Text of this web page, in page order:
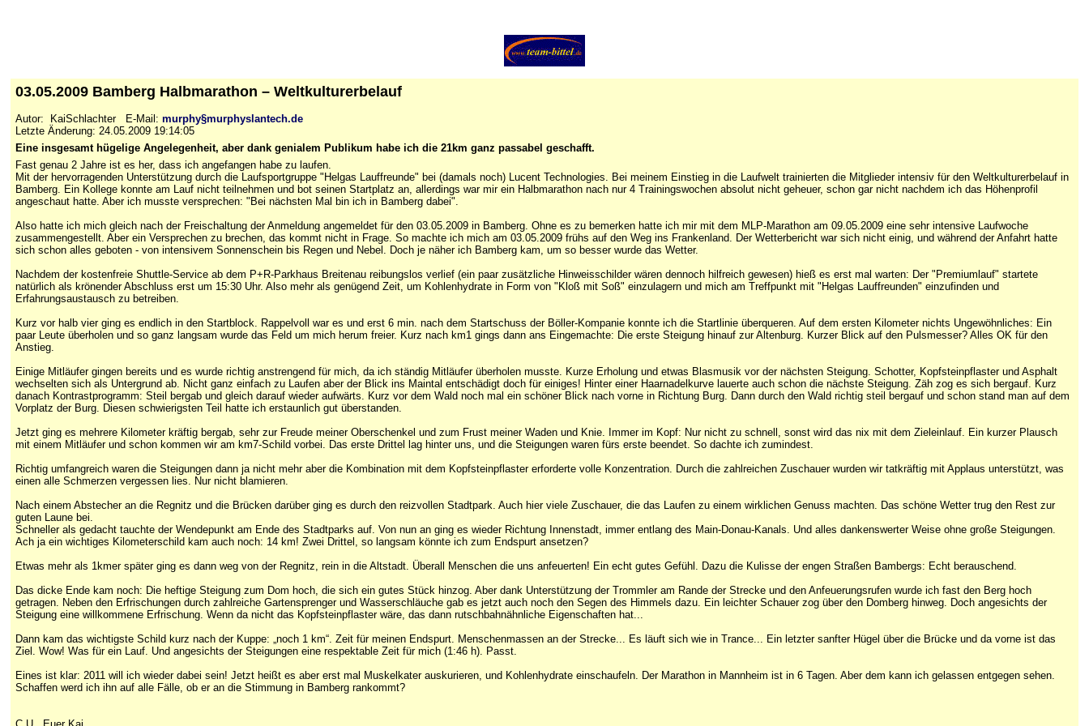
03.05.2009 Bamberg Halbmarathon – Weltkulturerbelauf
Autor: KaiSchlachter E-Mail: murphy§murphyslantech.de
Letzte Änderung: 24.05.2009 19:14:05
Eine insgesamt hügelige Angelegenheit, aber dank genialem Publikum habe ich die 21km ganz passabel geschafft.
Fast genau 2 Jahre ist es her, dass ich angefangen habe zu laufen.
Mit der hervorragenden Unterstützung durch die Laufsportgruppe "Helgas Lauffreunde" bei (damals noch) Lucent Technologies. Bei meinem Einstieg in die Laufwelt trainierten die Mitglieder intensiv für den Weltkulturerbelauf in
Bamberg. Ein Kollege konnte am Lauf nicht teilnehmen und bot seinen Startplatz an, allerdings war mir ein Halbmarathon nach nur 4 Trainingswochen absolut nicht geheuer, schon gar nicht nachdem ich das Höhenprofil
angeschaut hatte. Aber ich musste versprechen: "Bei nächsten Mal bin ich in Bamberg dabei".
Also hatte ich mich gleich nach der Freischaltung der Anmeldung angemeldet für den 03.05.2009 in Bamberg. Ohne es zu bemerken hatte ich mir mit dem MLP-Marathon am 09.05.2009 eine sehr intensive Laufwoche
zusammengestellt. Aber ein Versprechen zu brechen, das kommt nicht in Frage. So machte ich mich am 03.05.2009 frühs auf den Weg ins Frankenland. Der Wetterbericht war sich nicht einig, und während der Anfahrt hatte
sich schon alles geboten - von intensivem Sonnenschein bis Regen und Nebel. Doch je näher ich Bamberg kam, um so besser wurde das Wetter.
Nachdem der kostenfreie Shuttle-Service ab dem P+R-Parkhaus Breitenau reibungslos verlief (ein paar zusätzliche Hinweisschilder wären dennoch hilfreich gewesen) hieß es erst mal warten: Der "Premiumlauf" startete
natürlich als krönender Abschluss erst um 15:30 Uhr. Also mehr als genügend Zeit, um Kohlenhydrate in Form von "Kloß mit Soß" einzulagern und mich am Treffpunkt mit "Helgas Lauffreunden" einzufinden und
Erfahrungsaustausch zu betreiben.
Kurz vor halb vier ging es endlich in den Startblock. Rappelvoll war es und erst 6 min. nach dem Startschuss der Böller-Kompanie konnte ich die Startlinie überqueren. Auf dem ersten Kilometer nichts Ungewöhnliches: Ein
paar Leute überholen und so ganz langsam wurde das Feld um mich herum freier. Kurz nach km1 gings dann ans Eingemachte: Die erste Steigung hinauf zur Altenburg. Kurzer Blick auf den Pulsmesser? Alles OK für den
Anstieg.
Einige Mitläufer gingen bereits und es wurde richtig anstrengend für mich, da ich ständig Mitläufer überholen musste. Kurze Erholung und etwas Blasmusik vor der nächsten Steigung. Schotter, Kopfsteinpflaster und Asphalt
wechselten sich als Untergrund ab. Nicht ganz einfach zu Laufen aber der Blick ins Maintal entschädigt doch für einiges! Hinter einer Haarnadelkurve lauerte auch schon die nächste Steigung. Zäh zog es sich bergauf. Kurz
danach Kontrastprogramm: Steil bergab und gleich darauf wieder aufwärts. Kurz vor dem Wald noch mal ein schöner Blick nach vorne in Richtung Burg. Dann durch den Wald richtig steil bergauf und schon stand man auf dem
Vorplatz der Burg. Diesen schwierigsten Teil hatte ich erstaunlich gut überstanden.
Jetzt ging es mehrere Kilometer kräftig bergab, sehr zur Freude meiner Oberschenkel und zum Frust meiner Waden und Knie. Immer im Kopf: Nur nicht zu schnell, sonst wird das nix mit dem Zieleinlauf. Ein kurzer Plausch
mit einem Mitläufer und schon kommen wir am km7-Schild vorbei. Das erste Drittel lag hinter uns, und die Steigungen waren fürs erste beendet. So dachte ich zumindest.
Richtig umfangreich waren die Steigungen dann ja nicht mehr aber die Kombination mit dem Kopfsteinpflaster erforderte volle Konzentration. Durch die zahlreichen Zuschauer wurden wir tatkräftig mit Applaus unterstützt, was
einen alle Schmerzen vergessen lies. Nur nicht blamieren.
Nach einem Abstecher an die Regnitz und die Brücken darüber ging es durch den reizvollen Stadtpark. Auch hier viele Zuschauer, die das Laufen zu einem wirklichen Genuss machten. Das schöne Wetter trug den Rest zur
guten Laune bei.
Schneller als gedacht tauchte der Wendepunkt am Ende des Stadtparks auf. Von nun an ging es wieder Richtung Innenstadt, immer entlang des Main-Donau-Kanals. Und alles dankenswerter Weise ohne große Steigungen.
Ach ja ein wichtiges Kilometerschild kam auch noch: 14 km! Zwei Drittel, so langsam könnte ich zum Endspurt ansetzen?
Etwas mehr als 1kmer später ging es dann weg von der Regnitz, rein in die Altstadt. Überall Menschen die uns anfeuerten! Ein echt gutes Gefühl. Dazu die Kulisse der engen Straßen Bambergs: Echt berauschend.
Das dicke Ende kam noch: Die heftige Steigung zum Dom hoch, die sich ein gutes Stück hinzog. Aber dank Unterstützung der Trommler am Rande der Strecke und den Anfeuerungsrufen wurde ich fast den Berg hoch
getragen. Neben den Erfrischungen durch zahlreiche Gartensprenger und Wasserschläuche gab es jetzt auch noch den Segen des Himmels dazu. Ein leichter Schauer zog über den Domberg hinweg. Doch angesichts der
Steigung eine willkommene Erfrischung. Wenn da nicht das Kopfsteinpflaster wäre, das dann rutschbahnähnliche Eigenschaften hat...
Dann kam das wichtigste Schild kurz nach der Kuppe: „noch 1 km“. Zeit für meinen Endspurt. Menschenmassen an der Strecke... Es läuft sich wie in Trance... Ein letzter sanfter Hügel über die Brücke und da vorne ist das
Ziel. Wow! Was für ein Lauf. Und angesichts der Steigungen eine respektable Zeit für mich (1:46 h). Passt.
Eines ist klar: 2011 will ich wieder dabei sein! Jetzt heißt es aber erst mal Muskelkater auskurieren, und Kohlenhydrate einschaufeln. Der Marathon in Mannheim ist in 6 Tagen. Aber dem kann ich gelassen entgegen sehen.
Schaffen werd ich ihn auf alle Fälle, ob er an die Stimmung in Bamberg rankommt?